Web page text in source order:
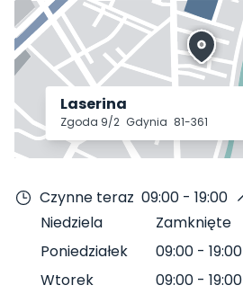
Laserina
Zgoda 9/2 Gdynia 81-361
Czynne teraz 09:00 - 19:00
Niedziela
Zamknięte
Poniedziałek
09:00 - 19:00
Wtorek
09:00 - 19:00